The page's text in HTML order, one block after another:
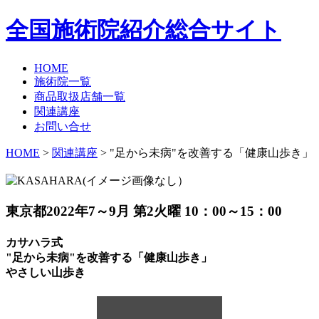
全国施術院紹介総合サイト
HOME
施術院一覧
商品取扱店舗一覧
関連講座
お問い合せ
HOME > 関連講座 > "足から未病"を改善する「健康山歩き」
東京都2022年7～9月 第2火曜 10：00～15：00
カサハラ式
"足から未病"を改善する「健康山歩き」
やさしい山歩き